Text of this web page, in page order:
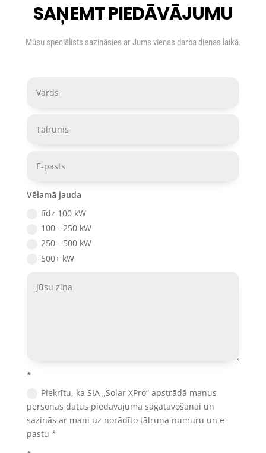
SAŅEMT PIEDĀVĀJUMU
Mūsu speciālists sazināsies ar Jums vienas darba dienas laikā.
Vēlamā jauda
līdz 100 kW
100 - 250 kW
250 - 500 kW
500+ kW
*
Piekrītu, ka SIA „Solar XPro” apstrādā manus
personas datus piedāvājuma sagatavošanai un
sazinās ar mani uz norādīto tālruņa numuru un e-
pastu *